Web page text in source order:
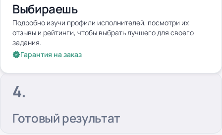
Выбираешь
Подробно изучи профили исполнителей, посмотри их
отзывы и рейтинги, чтобы выбрать лучшего для своего
задания.
Гарантия на заказ
Готовый результат